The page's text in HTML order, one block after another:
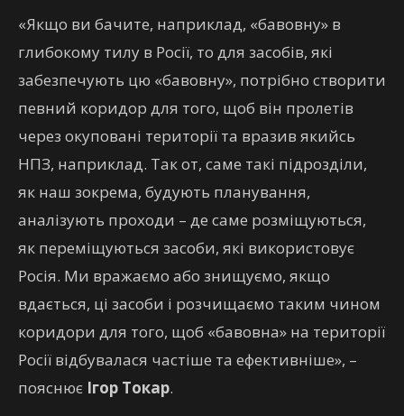
«Якщо ви бачите, наприклад, «бавовну» в
глибокому тилу в Росії, то для засобів, які
забезпечують цю «бавовну», потрібно створити
певний коридор для того, щоб він пролетів
через окуповані території та вразив якийсь
НПЗ, наприклад. Так от, саме такі підрозділи,
як наш зокрема, будують планування,
аналізують проходи – де саме розміщуються,
як переміщуються засоби, які використовує
Росія. Ми вражаємо або знищуємо, якщо
вдається, ці засоби і розчищаємо таким чином
коридори для того, щоб «бавовна» на території
Росії відбувалася частіше та ефективніше», –
пояснює Ігор Токар.